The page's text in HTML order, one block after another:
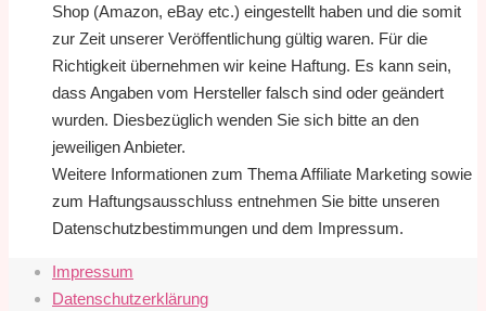
Shop (Amazon, eBay etc.) eingestellt haben und die somit
zur Zeit unserer Veröffentlichung gültig waren. Für die
Richtigkeit übernehmen wir keine Haftung. Es kann sein,
dass Angaben vom Hersteller falsch sind oder geändert
wurden. Diesbezüglich wenden Sie sich bitte an den
jeweiligen Anbieter.
Weitere Informationen zum Thema Affiliate Marketing sowie
zum Haftungsausschluss entnehmen Sie bitte unseren
Datenschutzbestimmungen und dem Impressum.
Impressum
Datenschutzerklärung